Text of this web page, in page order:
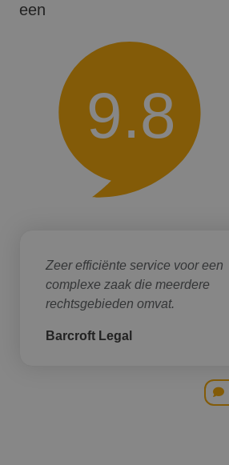
een
9.8
Zeer efficiënte service voor een
complexe zaak die meerdere
rechtsgebieden omvat.
Barcroft Legal